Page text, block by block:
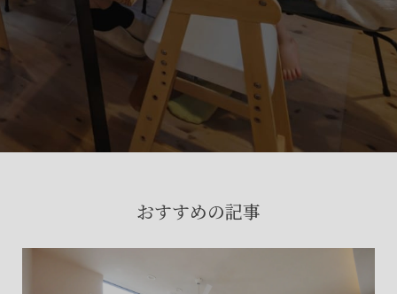
おすすめの記事
賃貸管理サイトはこちら
会社に関することや物件についての
お問い合わせはこちらから
ご相談はこちら